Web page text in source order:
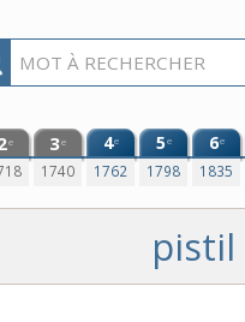
e 3e
1740
4e
1762
5e
1798
6e
1835
pistil